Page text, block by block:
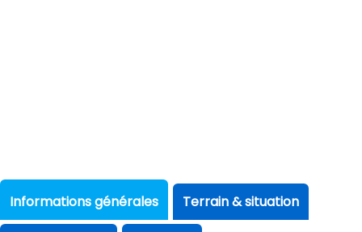
Informations générales Terrain & situation